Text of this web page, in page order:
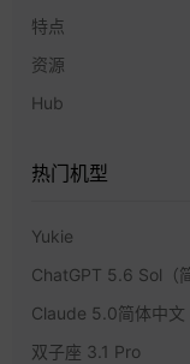
特点
资源
Hub
热门机型
Yukie
ChatGPT 5.6 Sol（
Claude 5.0简体中文
双子座 3.1 Pro